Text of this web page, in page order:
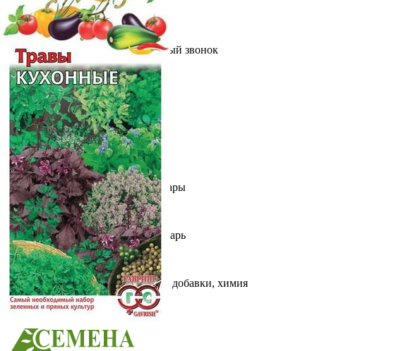
Выберите город
Обратный звонок Заказать обратный звонок
Каталог
Семена
Грунты
Газонные травы, сидераты
Горшки, рассадники, аксессуары
Посадочный материал
Садовый инструмент, инвентарь
Консервирование
Средства защиты, удобрения, добавки, химия
Обустройство сада, декор